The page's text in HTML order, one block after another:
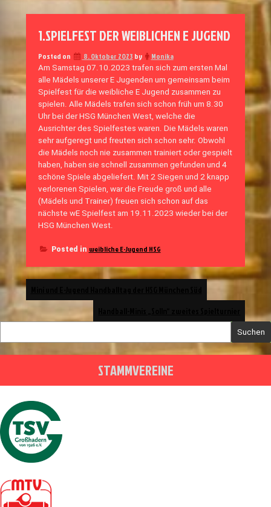
1.SPIELFEST DER WEIBLICHEN E JUGEND
Posted on 8. Oktober 2023 by Monika
Am Samstag 07.10.2023 trafen sich zum ersten Mal
alle Mädels unserer E Jugenden um gemeinsam beim
Spielfest für die weibliche E Jugend zusammen zu
spielen. Alle Mädels trafen sich schon früh um 8.30
Uhr bei der HSG München West, welche die
Ausrichter des Spielfestes waren. Die Mädels waren
sehr aufgeregt und freuten sich schon sehr. Obwohl
die Mädels noch nie zusammen trainiert oder gespielt
haben, haben sie schnell zusammen gefunden und 4
schöne Spiele abgeliefert. Mit 2 Siegen und 2 knapp
verlorenen Spielen, war die Freude groß und alle
(Mädels und Trainer) freuen sich schon auf das
nächste wE Spielfest am 19.11.2023 wieder bei der
HSG München West.
Posted in weibliche E-Jugend HSG
Beitrags-
Navigation
Suchen
STAMMVEREINE